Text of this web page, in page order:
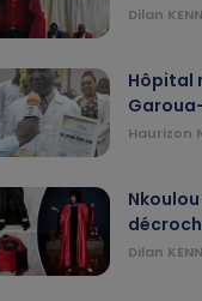
Dilan
Hôpital
Haurizon
Dilan